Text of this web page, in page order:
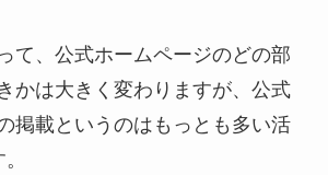
て、公式ホームページのどの部
かは大きく変わりますが、公式
掲載というのはもっとも多い活